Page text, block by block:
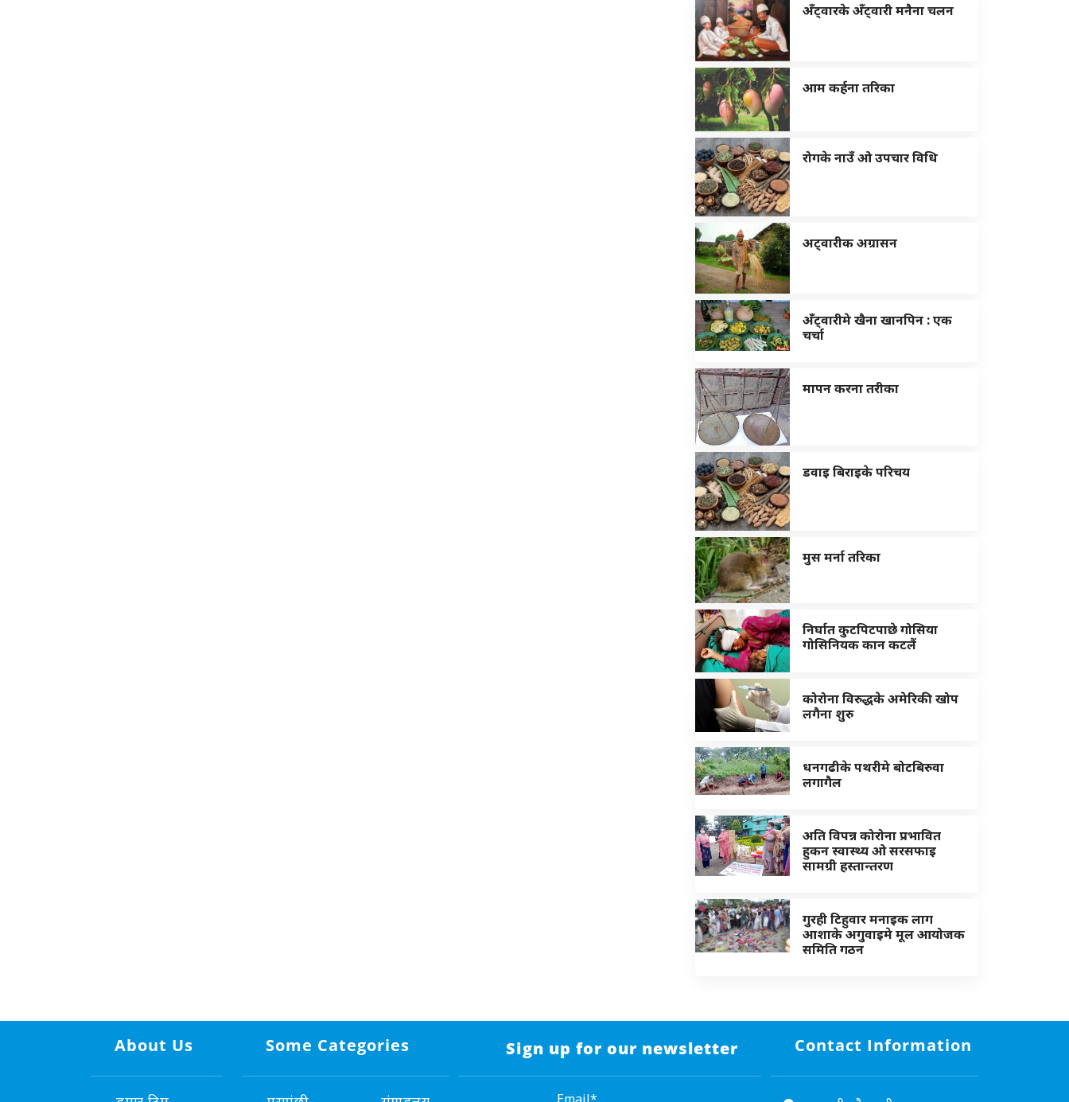
अँट्वारके अँट्वारी मनैना चलन
आम कर्हना तरिका
रोगके नाउँ ओ उपचार विधि
अट्वारीक अग्रासन
अँट्वारीमे खैना खानपिन : एक
चर्चा
मापन करना तरीका
डवाइ बिराइके परिचय
मुस मर्ना तरिका
निर्घात कुटपिटपाछे गोसिया
गोसिनियक कान कटलैं
कोरोना विरुद्धके अमेरिकी खोप
लगैना शुरु
धनगढीके पथरीमे बोटबिरुवा
लगागैल
अति विपन्न कोरोना प्रभावित
हुकन स्वास्थ्य ओ सरसफाइ
सामग्री हस्तान्तरण
गुरही टिहुवार मनाइक लाग
आशाके अगुवाइमे मूल आयोजक
समिति गठन
About Us Some Categories Sign up for our newsletter Contact Information